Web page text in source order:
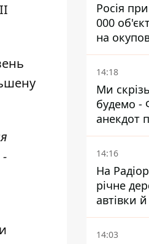
-
Росія
000
на
14:18
Ми
будемо -
анекдот
роботу
14:16
На
річне
автівки
людину -
14:03